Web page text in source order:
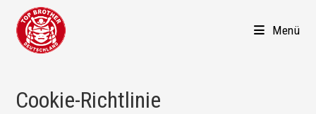
Inhalt
springen
Menü
Cookie-Richtlinie